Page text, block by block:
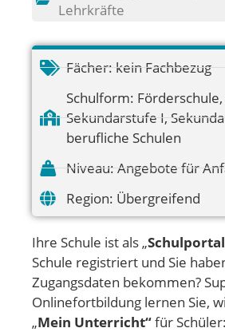
Lehrkräfte
Fächer: kein Fachbezug
Schulform: Förderschule,
Sekundarstufe I,
berufliche Schulen
Niveau: Angebote für
Region: Übergreifend
Ihre Schule ist als „
Schule registriert und Sie
Zugangsdaten bekommen?
Onlinefortbildung lernen Sie,
„Mein Unterricht“für